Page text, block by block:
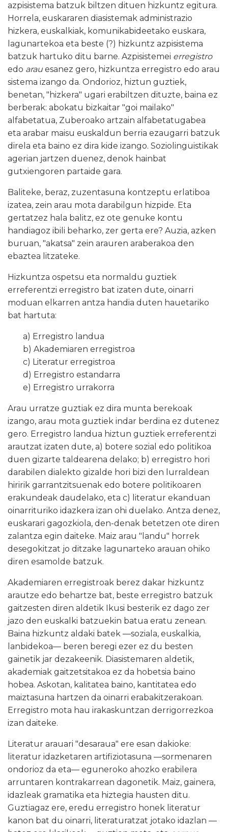
azpisistema batzuk biltzen dituen hizkuntz egitura.
Horrela, euskararen diasistemak administrazio
hizkera, euskalkiak, komunikabideetako euskara,
lagunartekoa eta beste (?) hizkuntz azpisistema
batzuk hartuko ditu barne. Azpisistemei erregistro
edo arau esanez gero, hizkuntza erregistro edo arau
sistema izango da. Ondorioz, hiztun guztiek,
benetan, "hizkera" ugari erabiltzen dituzte, baina ez
berberak: abokatu bizkaitar "goi mailako"
alfabetatua, Zuberoako artzain alfabetatugabea
eta arabar maisu euskaldun berria ezaugarri batzuk
direla eta baino ez dira kide izango. Soziolinguistikak
agerian jartzen duenez, denok hainbat
gutxiengoren partaide gara.
Baliteke, beraz, zuzentasuna kontzeptu erlatiboa
izatea, zein arau mota darabilgun hizpide. Eta
gertatzez hala balitz, ez ote genuke kontu
handiagoz ibili beharko, zer gerta ere? Auzia, azken
buruan, "akatsa" zein arauren araberakoa den
ebaztea litzateke.
Hizkuntza ospetsu eta normaldu guztiek
erreferentzi erregistro bat izaten dute, oinarri
moduan elkarren antza handia duten hauetariko
bat hartuta:
a) Erregistro landua
b) Akademiaren erregistroa
c) Literatur erregistroa
d) Erregistro estandarra
e) Erregistro urrakorra
Arau urratze guztiak ez dira munta berekoak
izango, arau mota guztiek indar berdina ez dutenez
gero. Erregistro landua hiztun guztiek erreferentzi
arautzat izaten dute, a) botere sozial edo politikoa
duen gizarte taldearena delako; b) erregistro hori
darabilen dialekto gizalde hori bizi den lurraldean
hiririk garrantzitsuenak edo botere politikoaren
erakundeak daudelako, eta c) literatur ekanduan
oinarrituriko idazkera izan ohi duelako. Antza denez,
euskarari gagozkiola, den-denak betetzen ote diren
zalantza egin daiteke. Maiz arau "landu" horrek
desegokitzat jo ditzake lagunarteko arauan ohiko
diren esamolde batzuk.
Akademiaren erregistroak berez dakar hizkuntz
arautze edo behartze bat, beste erregistro batzuk
gaitzesten diren aldetik Ikusi besterik ez dago zer
jazo den euskalki batzuekin batua eratu zenean.
Baina hizkuntz aldaki batek —soziala, euskalkia,
lanbidekoa— beren beregi ezer ez du besten
gainetik jar dezakeenik. Diasistemaren aldetik,
akademiak gaitzetsitakoa ez da hobetsia baino
hobea. Askotan, kalitatea baino, kantitatea edo
maiztasuna hartzen da oinarri erabakitzerakoan.
Erregistro mota hau irakaskuntzan derrigorrezkoa
izan daiteke.
Literatur arauari "desaraua" ere esan dakioke:
literatur idazketaren artifiziotasuna —sormenaren
ondorioz da eta— eguneroko ahozko erabilera
arruntaren kontrakarrean dagonetik. Maiz, gainera,
idazleak gramatika eta hiztegia hausten ditu.
Guztiagaz ere, eredu erregistro honek literatur
kanon bat du oinarri, literaturatzat jotako idazlan —